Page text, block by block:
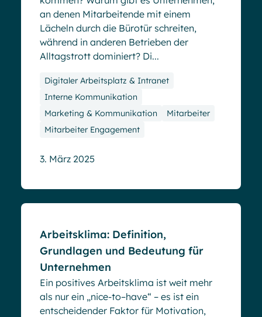
an denen Mitarbeitende mit einem
Lächeln durch die Bürotür schreiten,
während in anderen Betrieben der
Alltagstrott dominiert? Di...
Digitaler Arbeitsplatz & Intranet
Interne Kommunikation
Marketing & Kommunikation
Mitarbeiter
Mitarbeiter Engagement
3. März 2025
Arbeitsklima: Definition,
Grundlagen und Bedeutung für
Unternehmen
Ein positives Arbeitsklima ist weit mehr
als nur ein „nice-to–have“ – es ist ein
entscheidender Faktor für Motivation,